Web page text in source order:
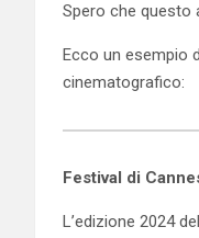
Spero che questo
Ecco un esempio
cinematografico:
Festival di
L’edizione 2024